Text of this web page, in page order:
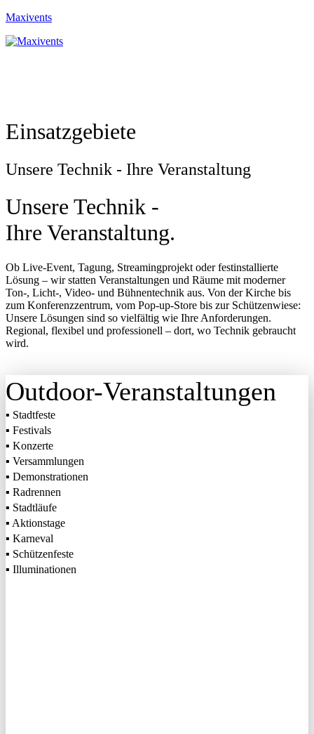
Maxivents
Einsatzgebiete
Unsere Technik - Ihre Veranstaltung
Unsere Technik -
Ihre Veranstaltung.
Ob Live-Event, Tagung, Streamingprojekt oder festinstallierte
Lösung – wir statten Veranstaltungen und Räume mit moderner
Ton-, Licht-, Video- und Bühnentechnik aus. Von der Kirche bis
zum Konferenzzentrum, vom Pop-up-Store bis zur Schützenwiese:
Unsere Lösungen sind so vielfältig wie Ihre Anforderungen.
Regional, flexibel und professionell – dort, wo Technik gebraucht
wird.
Outdoor-Veranstaltungen
▪ Stadtfeste
▪ Festivals
▪ Konzerte
▪ Versammlungen
▪ Demonstrationen
▪ Radrennen
▪ Stadtläufe
▪ Aktionstage
▪ Karneval
▪ Schützenfeste
▪ Illuminationen